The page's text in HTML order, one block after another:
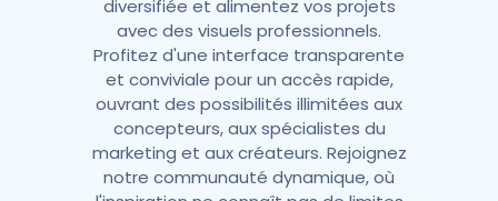
diversifiée et alimentez vos projets
avec des visuels professionnels.
Profitez d'une interface transparente
et conviviale pour un accès rapide,
ouvrant des possibilités illimitées aux
concepteurs, aux spécialistes du
marketing et aux créateurs. Rejoignez
notre communauté dynamique, où